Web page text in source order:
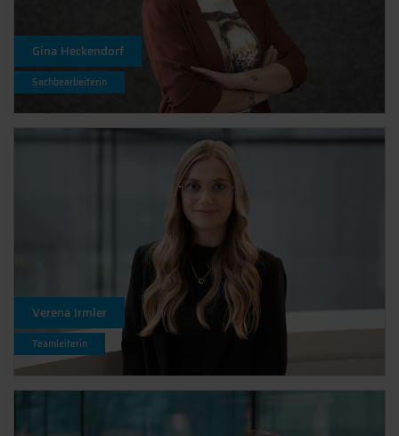
Gina Heckendorf
Sachbearbeiterin
Verena Irmler
Teamleiterin